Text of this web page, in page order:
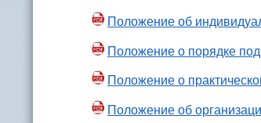
Положение об
Положение о порядке
Положение о
Положение об